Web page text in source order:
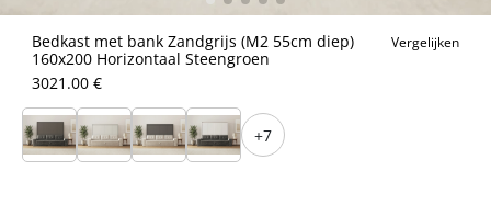
Bedkast met bank Zandgrijs (M2 55cm diep)
160x200 Horizontaal Steengroen
Vergelijken
3021.00 €
+7